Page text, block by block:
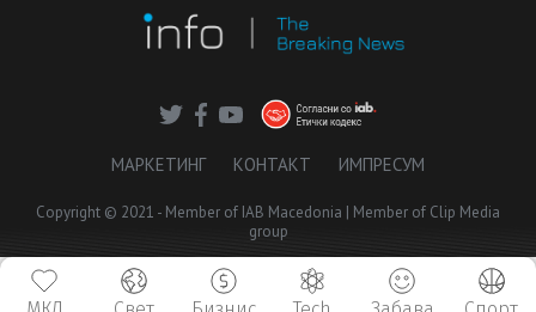
МАРКЕТИНГ КОНТАКТ ИМПРЕСУМ
Copyright © 2021 - Member of IAB Macedonia | Member of Clip Media
group